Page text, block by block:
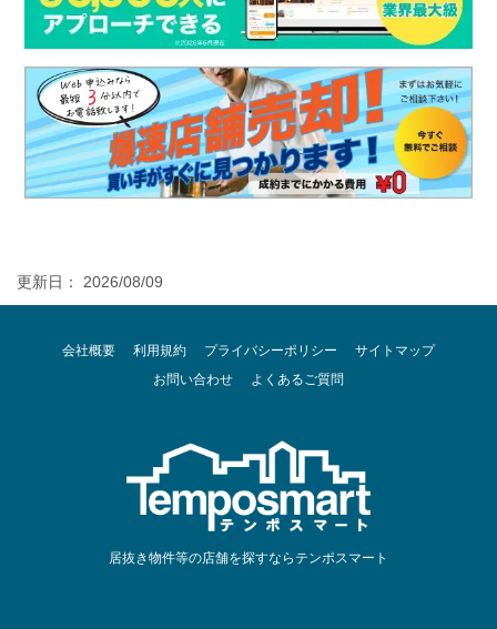
更新日： 2026/08/09
会社概要 利用規約 プライバシーポリシー
サイトマップ
お問い合わせ
よくあるご質問
居抜き物件等の店舗を探すならテンポスマート